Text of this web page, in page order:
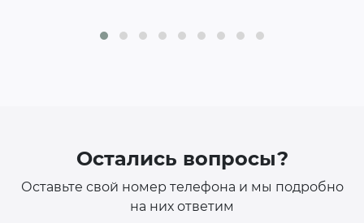
Остались вопросы?
Оставьте свой номер телефона и мы подробно
на них ответим